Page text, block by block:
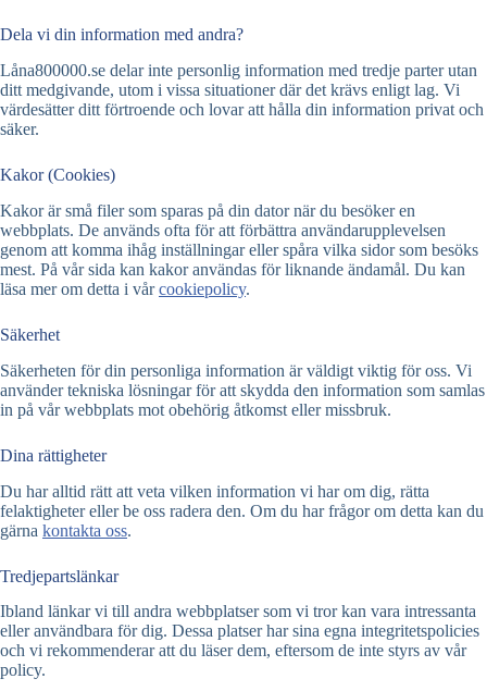
Dela vi din information med andra?
Låna800000.se delar inte personlig information med tredje parter utan
ditt medgivande, utom i vissa situationer där det krävs enligt lag. Vi
värdesätter ditt förtroende och lovar att hålla din information privat och
säker.
Kakor (Cookies)
Kakor är små filer som sparas på din dator när du besöker en
webbplats. De används ofta för att förbättra användarupplevelsen
genom att komma ihåg inställningar eller spåra vilka sidor som besöks
mest. På vår sida kan kakor användas för liknande ändamål. Du kan
läsa mer om detta i vårcookiepolicy.
Säkerhet
Säkerheten för din personliga information är väldigt viktig för oss. Vi
använder tekniska lösningar för att skydda den information som samlas
in på vår webbplats mot obehörig åtkomst eller missbruk.
Dina rättigheter
Du har alltid rätt att veta vilken information vi har om dig, rätta
felaktigheter eller be oss radera den. Om du har frågor om detta kan du
gärna kontakta oss.
Tredjepartslänkar
Ibland länkar vi till andra webbplatser som vi tror kan vara intressanta
eller användbara för dig. Dessa platser har sina egna integritetspolicies
och vi rekommenderar att du läser dem, eftersom de inte styrs av vår
policy.